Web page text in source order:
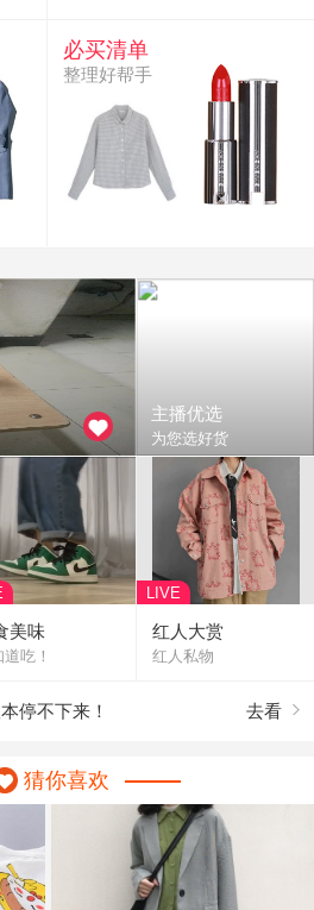
必买清单
整理好帮手
主播优选
为您选好货
美味
吃！
LIVE
红人大赏
红人私物
停不下来！ 去看 
猜你喜欢